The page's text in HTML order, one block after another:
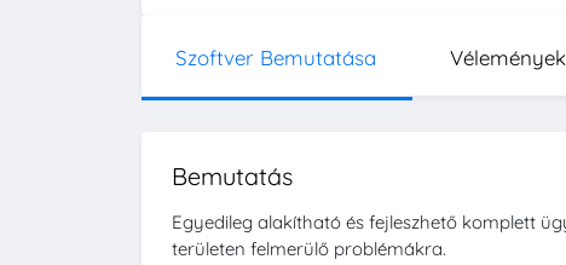
Szoftver Bemutatása Vélemények
Bemutatás
Egyedileg alakítható és fejleszhető komplett
területen felmerülő problémákra.